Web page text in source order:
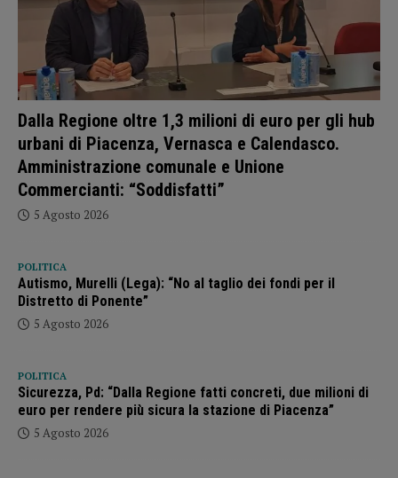
Dalla Regione oltre 1,3 milioni di euro per gli hub
urbani di Piacenza, Vernasca e Calendasco.
Amministrazione comunale e Unione
Commercianti: “Soddisfatti”
5 Agosto 2026
POLITICA
Autismo, Murelli (Lega): “No al taglio dei fondi per il
Distretto di Ponente”
5 Agosto 2026
POLITICA
Sicurezza, Pd: “Dalla Regione fatti concreti, due milioni di
euro per rendere più sicura la stazione di Piacenza”
5 Agosto 2026